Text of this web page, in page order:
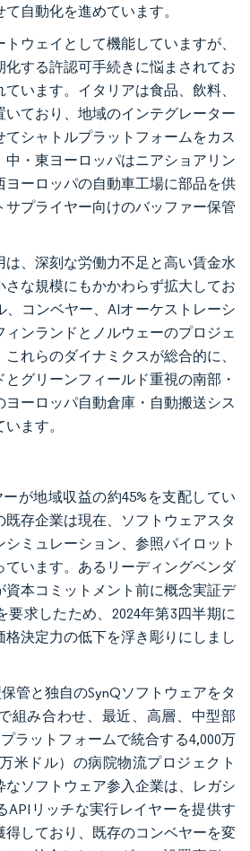
自動化を進めています。
ウェイとして機能していますが、
化する許認可手続きに悩まされてお
います。イタリアは食品、飲料、
いており、地域のインテグレーター
てシャトルプラットフォームをカス
中・東ヨーロッパはニアショアリン
ヨーロッパの自動車工場に部品を供
プライヤー向けのバッファー保管
は、深刻な労働力不足と高い賃金水
な規模にもかかわらず拡大してお
、コンベヤー、AIオーケストレーシ
ィンランドとノルウェーのプロジェ
れらのダイナミクスが総合的に、
グリーンフィールド重視の南部・
ーロッパ自動倉庫・自動搬送シス
ます。
が地域収益の約45%を支配してい
既存企業は現在、ソフトウェアスタ
ミュレーション、参照パイロット
ています。あるリーディングベンダ
資本コミットメント前に概念実証デ
要求したため、2024年第3四半期に
格決定力の低下を浮き彫りにしまし
管と独自のSynQソフトウェアをタ
組み合わせ、最近、高層、中型部
ラットフォームで統合する4,000万
米ドル）の病院物流プロジェクト
なソフトウェア参入企業は、レガシ
APIリッチな実行レイヤーを提供す
得しており、既存のコンベヤーを変